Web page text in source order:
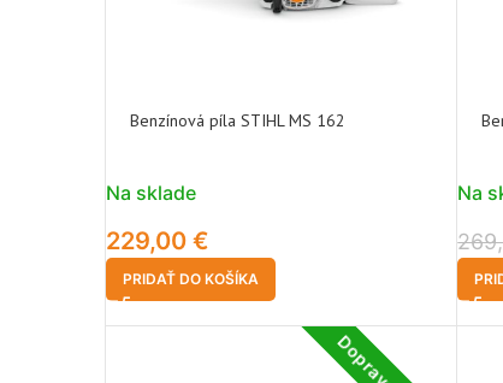
Benzínová píla STIHL MS 162
Na sklade
229,00 €
PRIDAŤ DO KOŠÍKA
Na